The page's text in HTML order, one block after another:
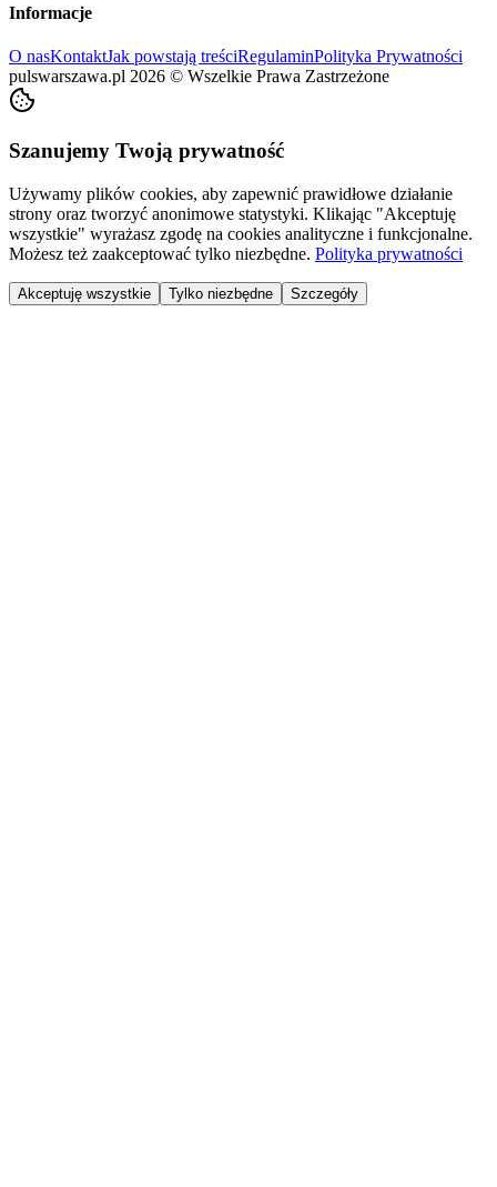
Informacje
O nasKontaktJak powstają treściRegulaminPolityka Prywatności
pulswarszawa.pl 2026 © Wszelkie Prawa Zastrzeżone
Szanujemy Twoją prywatność
Używamy plików cookies, aby zapewnić prawidłowe działanie
strony oraz tworzyć anonimowe statystyki. Klikając "Akceptuję
wszystkie" wyrażasz zgodę na cookies analityczne i funkcjonalne.
Możesz też zaakceptować tylko niezbędne. Polityka prywatności
Akceptuję wszystkie Tylko niezbędne Szczegóły